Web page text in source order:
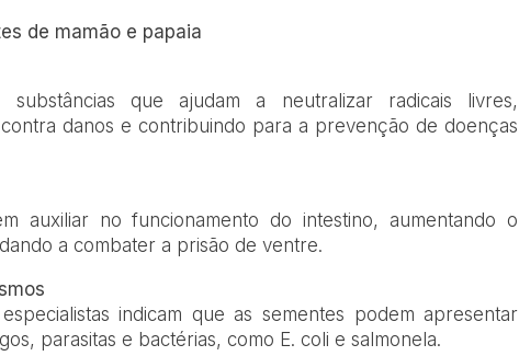
de mamão e papaia
substâncias que ajudam a neutralizar radicais livres,
danos e contribuindo para a prevenção de doenças
auxiliar no funcionamento do intestino, aumentando o
a combater a prisão de ventre.
indicam que as sementes podem apresentar
parasitas e bactérias, como E. coli e salmonela.